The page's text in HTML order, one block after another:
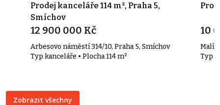
Prodej kanceláře 114 m², Praha 5,
Smíchov
12 900 000 Kč
Arbesovo náměstí 314/10, Praha 5, Smíchov
Typ kanceláře • Plocha 114 m²
10
Typ
Zobrazit všechny